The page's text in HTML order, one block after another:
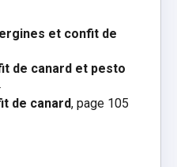
et confit de
de canard et pesto
de canard, page 105